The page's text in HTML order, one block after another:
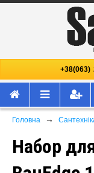
+38(063)
Головна →
Набор